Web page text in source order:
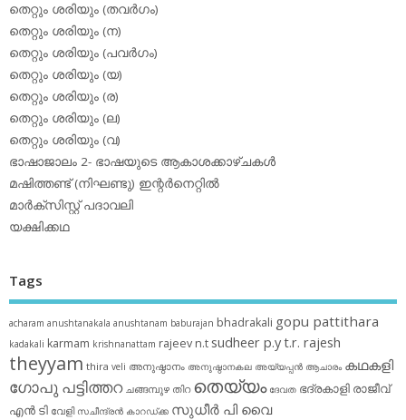
തെറ്റും ശരിയും (തവര്‍ഗം)
തെറ്റും ശരിയും (ന)
തെറ്റും ശരിയും (പവര്‍ഗം)
തെറ്റും ശരിയും (യ)
തെറ്റും ശരിയും (ര)
തെറ്റും ശരിയും (ല)
തെറ്റും ശരിയും (വ)
ഭാഷാജാലം 2- ഭാഷയുടെ ആകാശക്കാഴ്ചകള്‍
മഷിത്തണ്ട് (നിഘണ്ടു) ഇന്റര്‍നെറ്റില്‍
മാര്‍ക്‌സിസ്റ്റ് പദാവലി
യക്ഷിക്കഥ
Tags
acharam anushtanakala anushtanam baburajan bhadrakali gopu pattithara
kadakali karmam krishnanattam rajeev n.t sudheer p.yt.r. rajesh
theyyam thira veli അനുഷ്ഠാനം അനുഷ്ഠാനകല അയ്യപ്പന്‍ ആചാരം കഥകളി
ഗോപു പട്ടിത്തറ ചങ്ങമ്പുഴ തിറ തെയ്യം ദേവത ഭദ്രകാളി രാജീവ്
എൻ ടി വേളി സചീന്ദ്രന്‍ കാറഡ്ക്ക സുധീര്‍ പി വൈ